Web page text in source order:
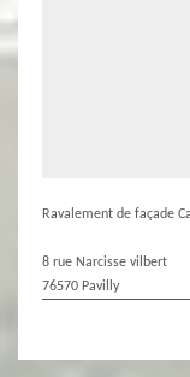
Ravalement de façade
8 rue Narcisse vilbert
76570 Pavilly